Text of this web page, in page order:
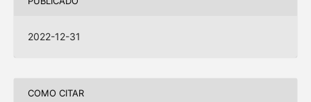
2022-12-31
COMO CITAR